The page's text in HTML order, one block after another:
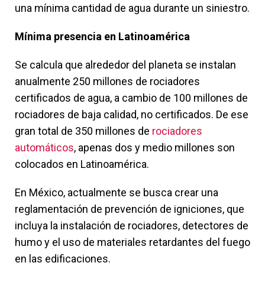
una mínima cantidad de agua durante un siniestro.
Mínima presencia en Latinoamérica
Se calcula que alrededor del planeta se instalan
anualmente 250 millones de rociadores
certificados de agua, a cambio de 100 millones de
rociadores de baja calidad, no certificados. De ese
gran total de 350 millones de rociadores
automáticos, apenas dos y medio millones son
colocados en Latinoamérica.
En México, actualmente se busca crear una
reglamentación de prevención de igniciones, que
incluya la instalación de rociadores, detectores de
humo y el uso de materiales retardantes del fuego
en las edificaciones.